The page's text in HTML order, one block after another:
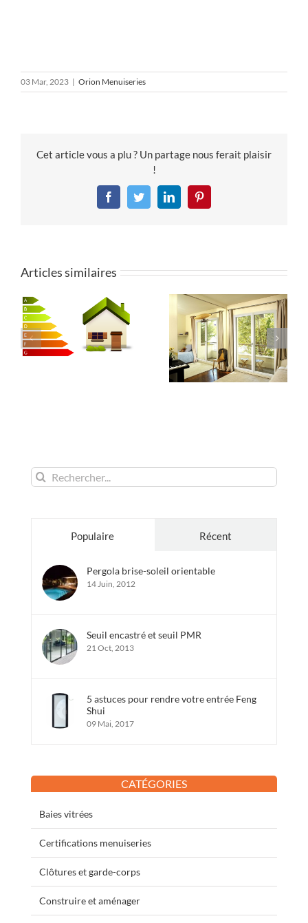
03 Mar, 2023 | Orion Menuiseries
Cet article vous a plu ? Un partage nous ferait plaisir
!
FacebookTwitterLinkedInPinterest
Articles similaires
Rechercher:
Populaire Récent
Pergola brise-soleil orientable
14 Juin, 2012
Seuil encastré et seuil PMR
21 Oct, 2013
5 astuces pour rendre votre entrée Feng
Shui
09 Mai, 2017
CATÉGORIES
Baies vitrées
Certifications menuiseries
Clôtures et garde-corps
Construire et aménager